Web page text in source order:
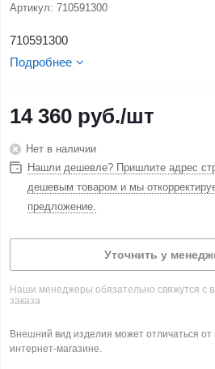
Артикул: 710591300
710591300
Подробнее
14 360 руб./шт
Нет в наличии
Нашли дешевле? Пришлите адрес
дешевым товаром и мы
предложение.
Уточнить у
Наши менеджеры обязательно свяжутся с
заказа
Внешний вид изделия может отличаться
интернет-магазине.